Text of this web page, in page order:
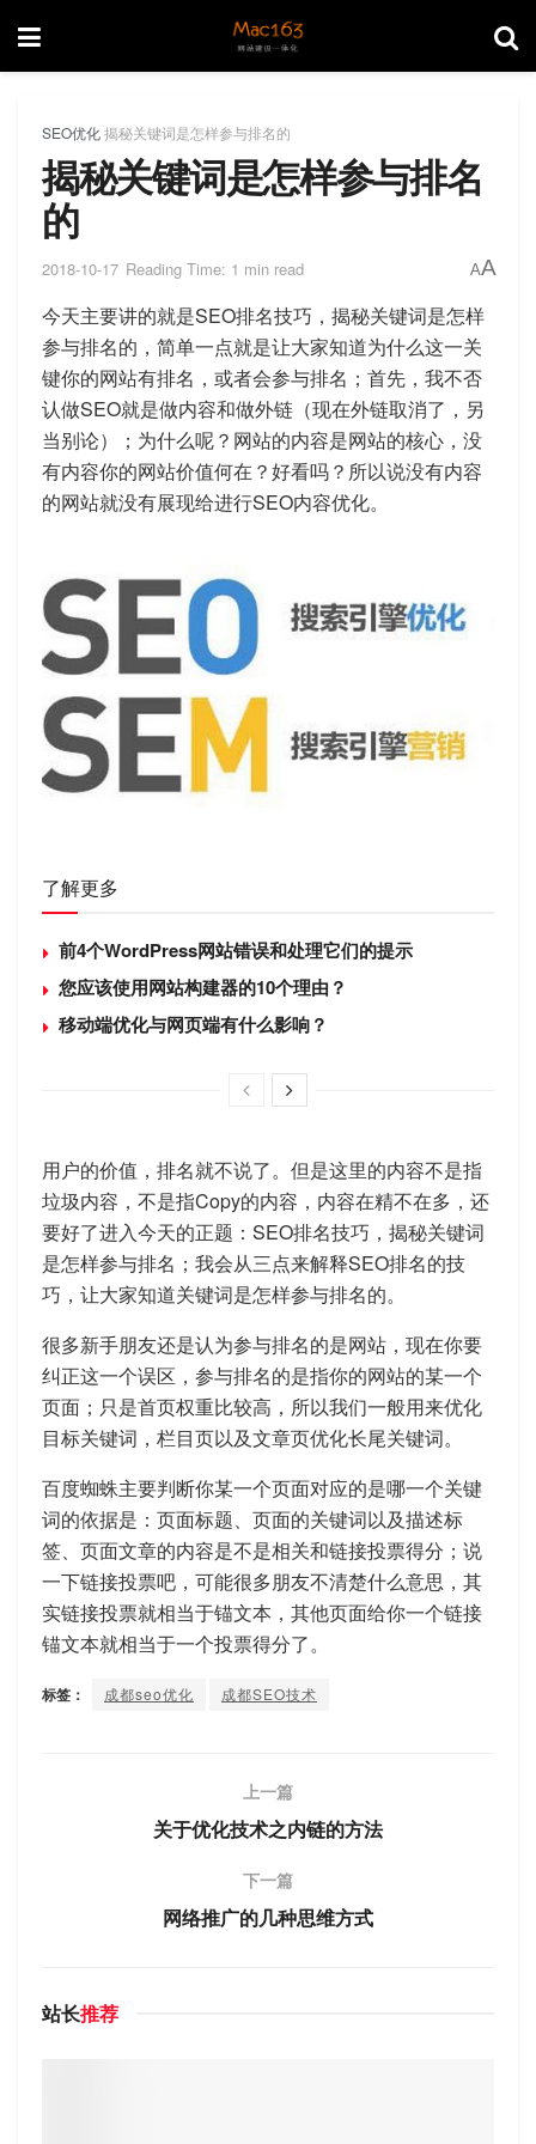
SEO优化揭秘关键词是怎样参与排名的
揭秘关键词是怎样参与排名
的
2018-10-17 Reading Time: 1 min read AA
今天主要讲的就是SEO排名技巧，揭秘关键词是怎样
参与排名的，简单一点就是让大家知道为什么这一关
键你的网站有排名，或者会参与排名；首先，我不否
认做SEO就是做内容和做外链（现在外链取消了，另
当别论）；为什么呢？网站的内容是网站的核心，没
有内容你的网站价值何在？好看吗？所以说没有内容
的网站就没有展现给进行SEO内容优化。
了解更多
前4个WordPress网站错误和处理它们的提示
您应该使用网站构建器的10个理由？
移动端优化与网页端有什么影响？
用户的价值，排名就不说了。但是这里的内容不是指
垃圾内容，不是指Copy的内容，内容在精不在多，还
要好了进入今天的正题：SEO排名技巧，揭秘关键词
是怎样参与排名；我会从三点来解释SEO排名的技
巧，让大家知道关键词是怎样参与排名的。
很多新手朋友还是认为参与排名的是网站，现在你要
纠正这一个误区，参与排名的是指你的网站的某一个
页面；只是首页权重比较高，所以我们一般用来优化
目标关键词，栏目页以及文章页优化长尾关键词。
百度蜘蛛主要判断你某一个页面对应的是哪一个关键
词的依据是：页面标题、页面的关键词以及描述标
签、页面文章的内容是不是相关和链接投票得分；说
一下链接投票吧，可能很多朋友不清楚什么意思，其
实链接投票就相当于锚文本，其他页面给你一个链接
锚文本就相当于一个投票得分了。
标签： 成都seo优化 成都SEO技术
上一篇
关于优化技术之内链的方法
下一篇
网络推广的几种思维方式
站长推荐